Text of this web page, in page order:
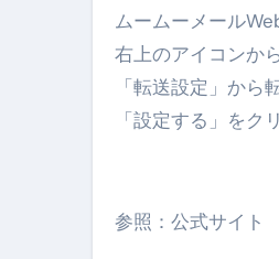
【ア
【
コ
ムームーメール
右上のアイコンか
「転送設定」から
「設定する」をク
参照：公式サイト